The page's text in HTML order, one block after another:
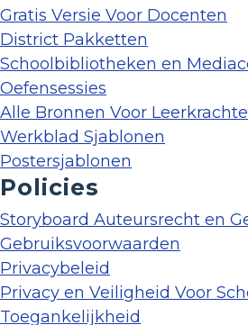
Gratis Versie Voor Docenten
District Pakketten
Schoolbibliotheken en
Oefensessies
Alle Bronnen Voor
Werkblad Sjablonen
Postersjablonen
Policies
Storyboard Auteursrecht en
Gebruiksvoorwaarden
Privacybeleid
Privacy en Veiligheid Voor
Toegankelijkheid